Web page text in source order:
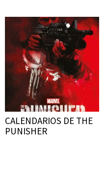
CALENDARIOS DE THE
PUNISHER